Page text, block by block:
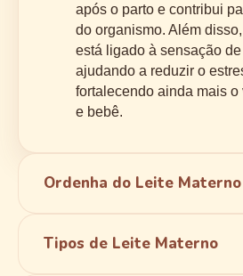
após o parto e contribui
do organismo. Além
está ligado à sensação de
ajudando a reduzir o
fortalecendo ainda mais
e bebê.
Ordenha do Leite Materno
Tipos de Leite Materno